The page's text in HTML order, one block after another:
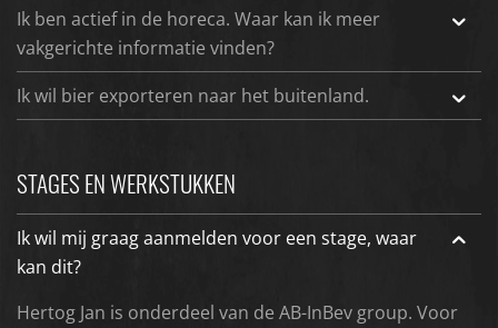
Ik ben actief in de horeca. Waar kan ik meer
vakgerichte informatie vinden?
Ik wil bier exporteren naar het buitenland.
STAGES EN WERKSTUKKEN
Ik wil mij graag aanmelden voor een stage, waar
kan dit?
Hertog Jan is onderdeel van de AB-InBev group. Voor